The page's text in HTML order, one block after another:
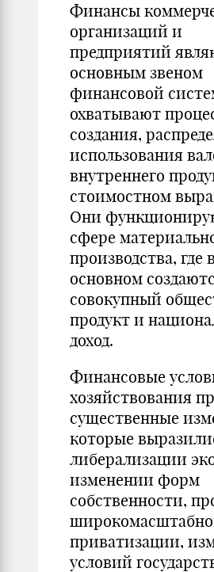
Финансы
организаций и
предприятий
основным звеном
финансовой
охватывают
создания,
использования
внутреннего
стоимостном
Они
сфере
производства, где в
основном
совокупный
продукт и
доход.
Финансовые
хозяйствования
существенные
которые
либерализации
изменении форм
собственности,
приватизации,
условий